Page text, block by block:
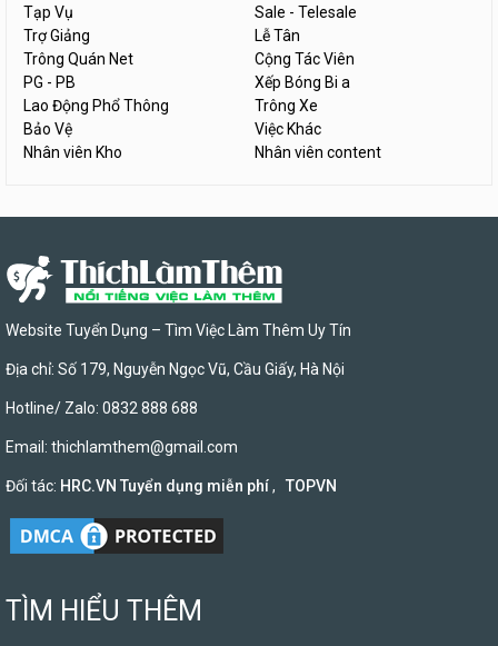
Tạp Vụ
Sale - Telesale
Trợ Giảng
Lễ Tân
Trông Quán Net
Cộng Tác Viên
PG - PB
Xếp Bóng Bi a
Lao Động Phổ Thông
Trông Xe
Bảo Vệ
Việc Khác
Nhân viên Kho
Nhân viên content
Website Tuyển Dụng – Tìm Việc Làm Thêm Uy Tín
Địa chỉ: Số 179, Nguyễn Ngọc Vũ, Cầu Giấy, Hà Nội
Hotline/ Zalo: 0832 888 688
Email: thichlamthem@gmail.com
Đối tác: HRC.VN Tuyển dụng miễn phí, TOPVN
TÌM HIỂU THÊM